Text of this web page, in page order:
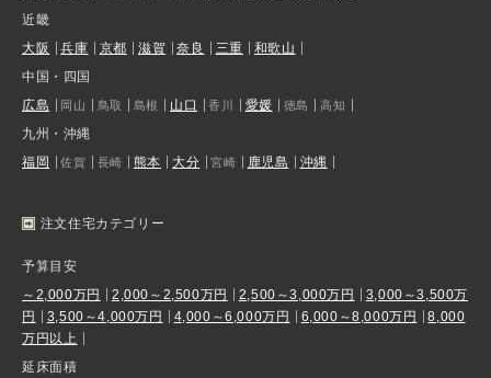
近畿
大阪
兵庫 京都 滋賀 奈良 三重
和歌山
中国・四国
広島
岡山 鳥取 島根 山口 香川 愛媛 徳島 高知
九州・沖縄
福岡
佐賀 長崎 熊本 大分 宮崎 鹿児島 沖縄
注文住宅カテゴリー
予算目安
～2,000万円
2,000～2,500万円 2,500～3,000万円
3,000～3,500万
円
3,500～4,000万円 4,000～6,000万円 6,000～8,000万円
8,000
万円以上
延床面積